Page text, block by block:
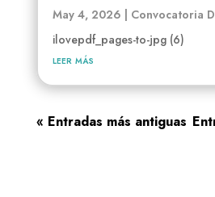
May 4, 2026 | Convocatoria
ilovepdf_pages-to-jpg (6)
leer más
« Entradas más antiguas